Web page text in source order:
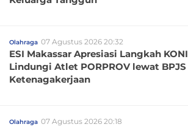
Olahraga 07 Agustus 2026 20:32
ESI Makassar Apresiasi Langkah KONI
Lindungi Atlet PORPROV lewat BPJS
Ketenagakerjaan
Olahraga 07 Agustus 2026 20:18